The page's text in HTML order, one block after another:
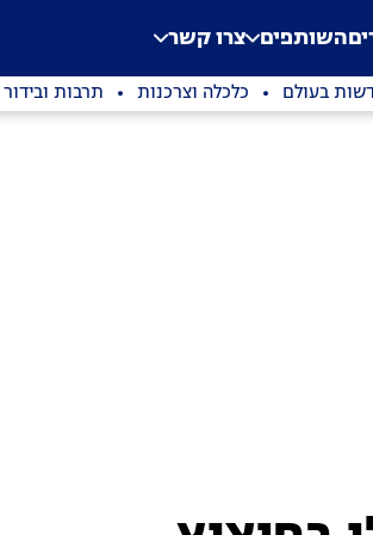
השותפים צרו קשר
בעולם כלכלה וצרכנות תרבות ובידור